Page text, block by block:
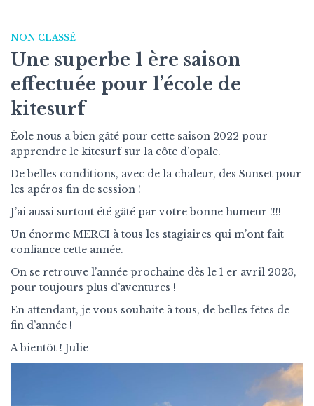
NON CLASSÉ
Une superbe 1 ère saison
effectuée pour l’école de
kitesurf
Éole nous a bien gâté pour cette saison 2022 pour
apprendre le kitesurf sur la côte d’opale.
De belles conditions, avec de la chaleur, des Sunset pour
les apéros fin de session !
J’ai aussi surtout été gâté par votre bonne humeur !!!!
Un énorme MERCI à tous les stagiaires qui m’ont fait
confiance cette année.
On se retrouve l’année prochaine dès le 1 er avril 2023,
pour toujours plus d’aventures !
En attendant, je vous souhaite à tous, de belles fêtes de
fin d’année !
A bientôt ! Julie